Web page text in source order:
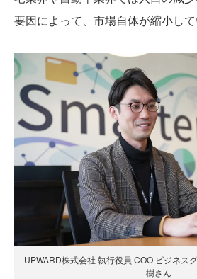
要因によって、市場自体が縮小して
UPWARD株式会社 執行役員 COO ビジネス
樹さん